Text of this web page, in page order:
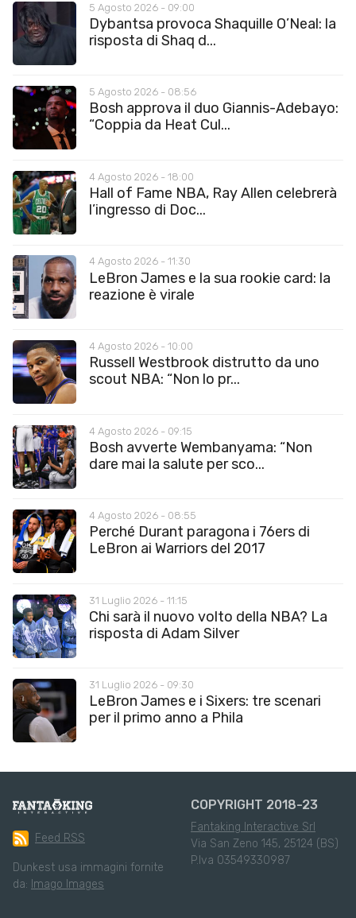
5 Agosto 2026 - 09:00
Dybantsa provoca Shaquille O’Neal: la
risposta di Shaq d...
5 Agosto 2026 - 08:56
Bosh approva il duo Giannis-Adebayo:
“Coppia da Heat Cul...
4 Agosto 2026 - 18:00
Hall of Fame NBA, Ray Allen celebrerà
l’ingresso di Doc...
4 Agosto 2026 - 11:30
LeBron James e la sua rookie card: la
reazione è virale
4 Agosto 2026 - 10:00
Russell Westbrook distrutto da uno
scout NBA: “Non lo pr...
4 Agosto 2026 - 09:15
Bosh avverte Wembanyama: “Non
dare mai la salute per sco...
4 Agosto 2026 - 08:55
Perché Durant paragona i 76ers di
LeBron ai Warriors del 2017
31 Luglio 2026 - 11:15
Chi sarà il nuovo volto della NBA? La
risposta di Adam Silver
31 Luglio 2026 - 09:30
LeBron James e i Sixers: tre scenari
per il primo anno a Phila
Feed RSS
Dunkest usa immagini fornite
da: Imago Images
COPYRIGHT 2018-23
Fantaking Interactive Srl
Via San Zeno 145, 25124 (BS)
P.Iva 03549330987